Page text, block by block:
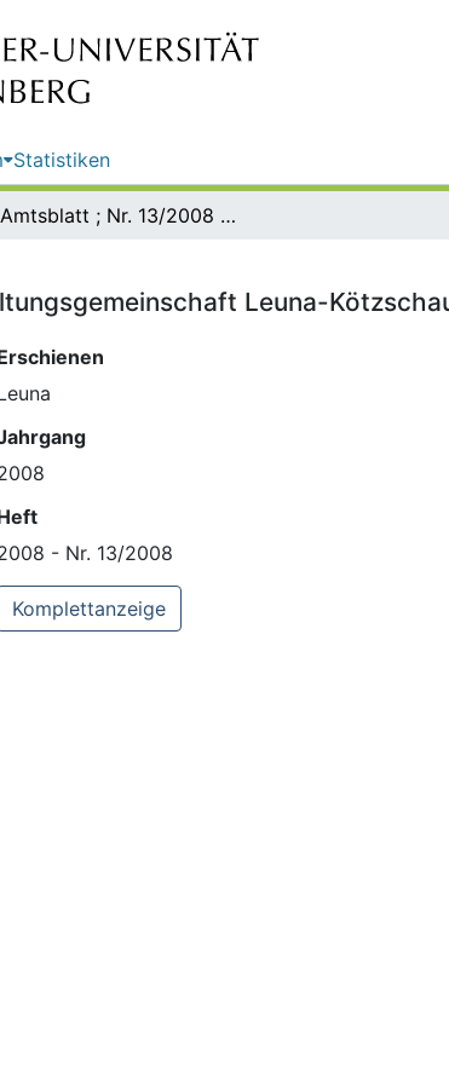
Statistiken
Amtsblatt ; Nr. 13/2008 / Hrsg.: Verwaltungsgemeinschaft Leuna-Kötzschau, Stadtverwaltung Leuna
Leuna-
- Nr. 13/2008
Komplettanzeige